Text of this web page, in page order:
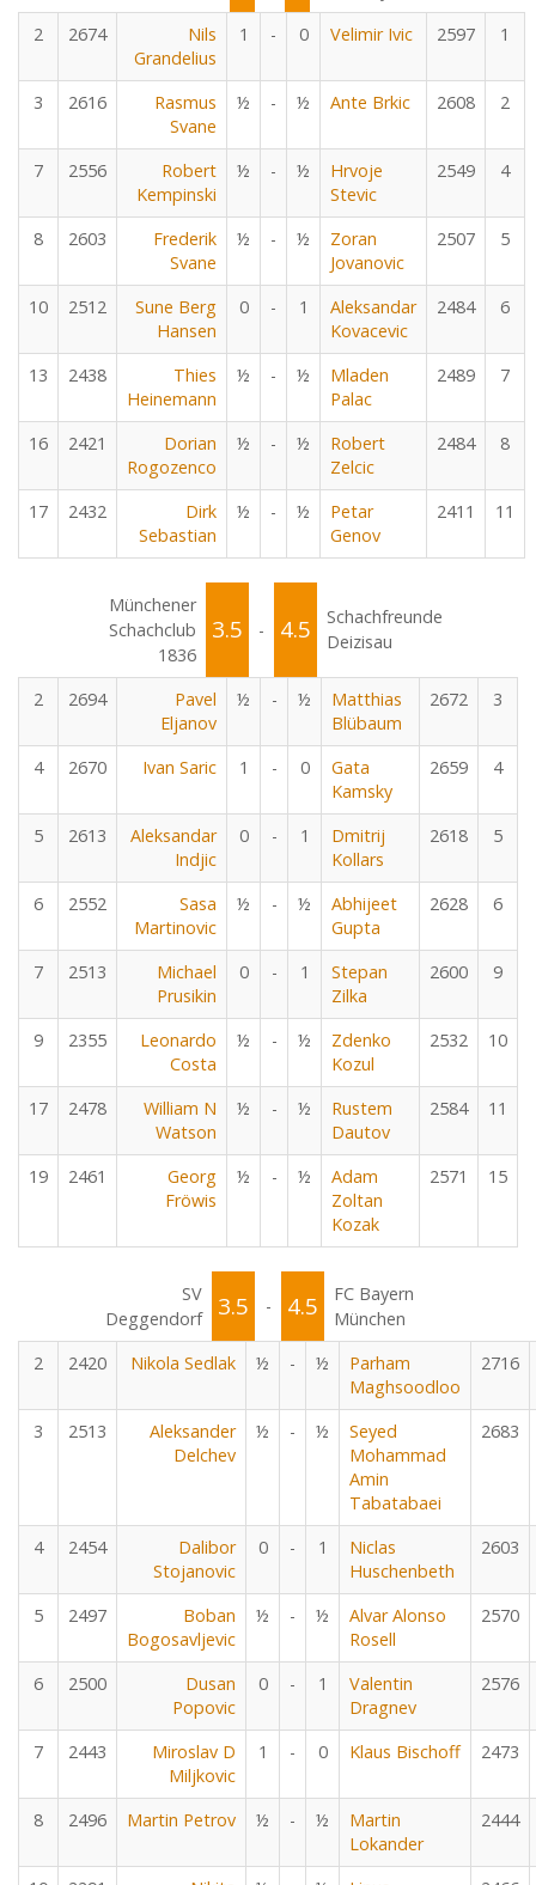
2
2674
Nils
Grandelius
1 - 0 Velimir Ivic 2597 1
3 2616
Rasmus
Svane
½ - ½ Ante Brkic 2608 2
7 2556
Robert
Kempinski
½ - ½
Hrvoje
Stevic
2549 4
8 2603
Frederik
Svane
½ - ½
Zoran
Jovanovic
2507 5
10 2512
Sune Berg
Hansen
0 - 1
Aleksandar
Kovacevic
2484 6
13 2438
Thies
Heinemann
½ - ½
Mladen
Palac
2489 7
16 2421
Dorian
Rogozenco
½ - ½
Robert
Zelcic
2484 8
17 2432
Dirk
Sebastian
½ - ½
Petar
Genov
2411 11
Münchener
Schachclub
1836
3.5 - 4.5
Schachfreunde
Deizisau
2 2694
Pavel
Eljanov
½ - ½
Matthias
Blübaum
2672 3
4 2670 Ivan Saric 1 - 0
Gata
Kamsky
2659 4
5 2613
Aleksandar
Indjic
0 - 1
Dmitrij
Kollars
2618 5
6 2552
Sasa
Martinovic
½ - ½
Abhijeet
Gupta
2628 6
7 2513
Michael
Prusikin
0 - 1
Stepan
Zilka
2600 9
9 2355
Leonardo
Costa
½ - ½
Zdenko
Kozul
2532 10
17 2478
William N
Watson
½ - ½
Rustem
Dautov
2584 11
19 2461
Georg
Fröwis
½ - ½
Adam
Zoltan
Kozak
2571 15
SV
Deggendorf
3.5 - 4.5
FC Bayern
München
2
2420 Nikola Sedlak ½ - ½
Parham
Maghsoodloo
2716
3 2513
Aleksander
Delchev
½ - ½
Seyed
Mohammad
Amin
Tabatabaei
2683
4 2454
Dalibor
Stojanovic
0 - 1
Niclas
Huschenbeth
2603
5 2497
Boban
Bogosavljevic
½ - ½
Alvar Alonso
Rosell
2570
6 2500
Dusan
Popovic
0 - 1
Valentin
Dragnev
2576
7 2443
Miroslav D
Miljkovic
1 - 0 Klaus Bischoff 2473
8 2496 Martin Petrov ½ - ½
Martin
Lokander
2444